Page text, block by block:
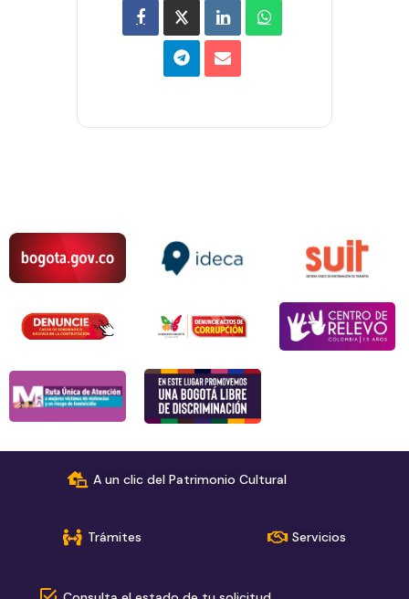
A un clic del Patrimonio Cultural
Trámites Servicios